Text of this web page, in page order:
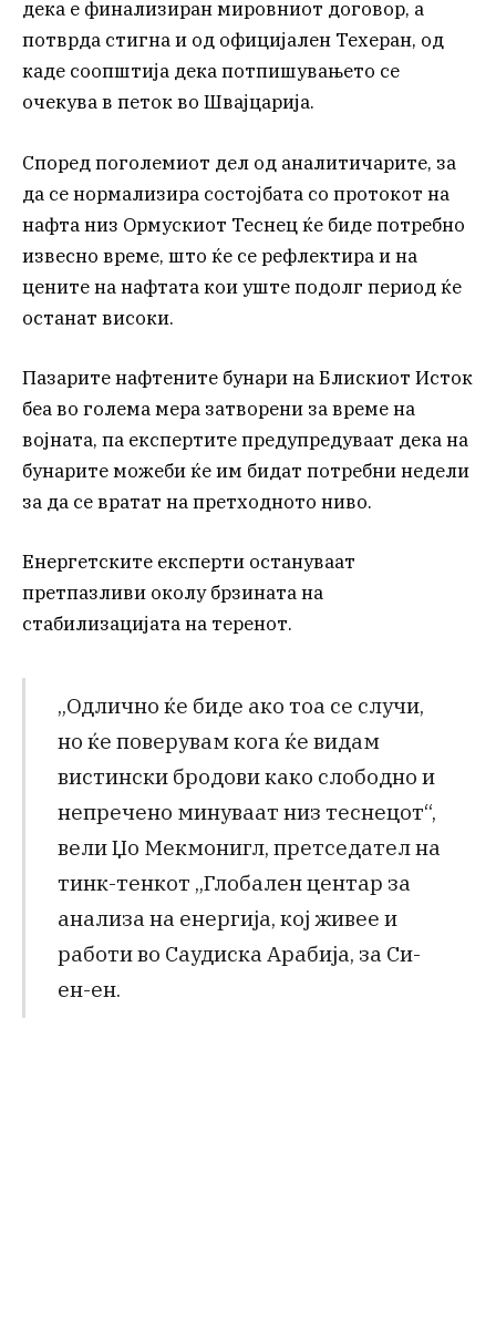
дека е финализиран мировниот договор, а
потврда стигна и од официјален Техеран, од
каде соопштија дека потпишувањето се
очекува в петок во Швајцарија.
Според поголемиот дел од аналитичарите, за
да се нормализира состојбата со протокот на
нафта низ Ормускиот Теснец ќе биде потребно
извесно време, што ќе се рефлектира и на
цените на нафтата кои уште подолг период ќе
останат високи.
Пазарите нафтените бунари на Блискиот Исток
беа во голема мера затворени за време на
војната, па експертите предупредуваат дека на
бунарите можеби ќе им бидат потребни недели
за да се вратат на претходното ниво.
Енергетските експерти остануваат
претпазливи околу брзината на
стабилизацијата на теренот.
„Одлично ќе биде ако тоа се случи,
но ќе поверувам кога ќе видам
вистински бродови како слободно и
непречено минуваат низ теснецот“,
вели Џо Мекмонигл, претседател на
тинк-тенкот „Глобален центар за
анализа на енергија, кој живее и
работи во Саудиска Арабија, за Си-
ен-ен.